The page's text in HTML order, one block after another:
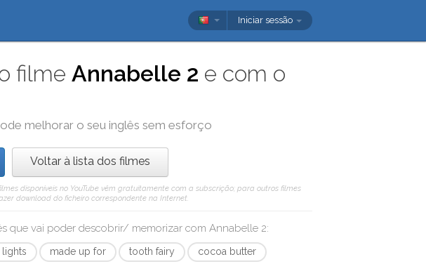
Iniciar sessão
filmeAnnabelle 2 e com o
melhorar o seu inglês sem esforço
Voltar à lista dos filmes
disponíveis no YouTube vêm gratuitamente com a subscrição; para outros filmes
download do ficheiro correspondente na Internet.
que vai poder descobrir/ memorizar comAnnabelle 2:
lights made up for tooth fairy
cocoa butter